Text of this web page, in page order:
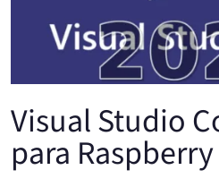
Visual Studio
para